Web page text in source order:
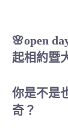
🌸open
起相約暨
你是不是
奇？